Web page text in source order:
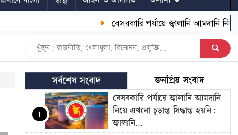
বেসরকারি পর্যায়ে জ্বালানি আমদানি নিয়ে
সর্বশেষ সংবাদ জনপ্রিয় সংবাদ
1
বেসরকারি পর্যায়ে জ্বালানি আমদানি
নিয়ে এখনো চূড়ান্ত সিদ্ধান্ত হয়নি:
জ্বালানি…